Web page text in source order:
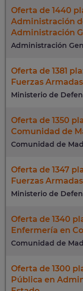
Oferta de 1440
Administración
Administración
Administración
Oferta de 1381
Fuerzas
Ministerio de
Oferta de 1350
Comunidad de
Comunidad de
Oferta de 1347
Fuerzas
Ministerio de
Oferta de 1340
Enfermería en
Comunidad de
Oferta de 1300
Pública en